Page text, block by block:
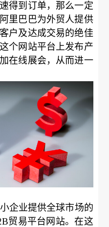
得到订单，那么一定
里巴巴为外贸人提供
户及达成交易的绝佳
个网站平台上发布产
在线展会，从而进一
企业提供全球市场的
贸易平台网站。在这